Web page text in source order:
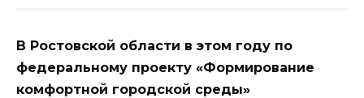
В Ростовской области в этом году по
федеральному проекту «Формирование
комфортной городской среды»